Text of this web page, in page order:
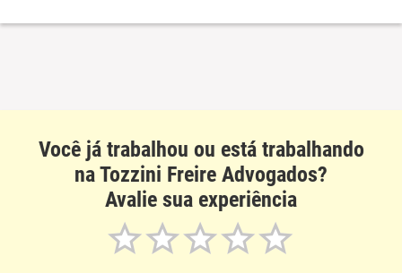
Você já trabalhou ou está trabalhando
na Tozzini Freire Advogados?
Avalie sua experiência